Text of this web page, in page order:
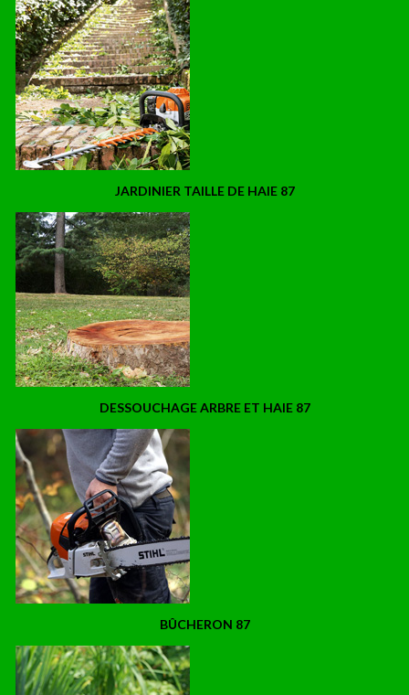
JARDINIER TAILLE DE HAIE 87
DESSOUCHAGE ARBRE ET HAIE 87
BÛCHERON 87